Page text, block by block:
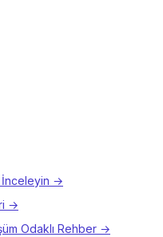
İnceleyin →
→
Odaklı Rehber →